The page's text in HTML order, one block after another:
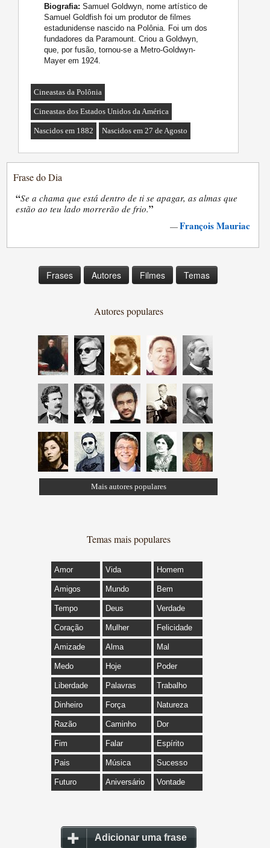
Biografia: Samuel Goldwyn, nome artístico de
Samuel Goldfish foi um produtor de filmes
estadunidense nascido na Polônia. Foi um dos
fundadores da Paramount. Criou a Goldwyn,
que, por fusão, tornou-se a Metro-Goldwyn-
Mayer em 1924.
Cineastas da Polônia
Cineastas dos Estados Unidos da América
Nascidos em 1882 Nascidos em 27 de Agosto
Frase do Dia
“Se a chama que está dentro de ti se apagar, as almas que
estão ao teu lado morrerão de frio.”
—François Mauriac
Frases Autores Filmes Temas
Autores populares
Mais autores populares
Temas mais populares
Amor Vida Homem
Amigos Mundo Bem
Tempo Deus Verdade
Coração Mulher Felicidade
Amizade Alma Mal
Medo Hoje Poder
Liberdade Palavras Trabalho
Dinheiro Força Natureza
Razão Caminho Dor
Fim Falar Espírito
Pais Música Sucesso
Futuro Aniversário Vontade
Adicionar uma frase